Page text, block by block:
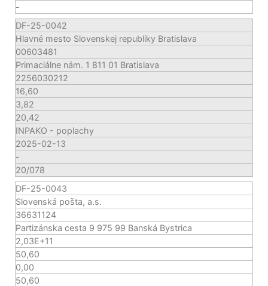
-
DF-25-0042
Hlavné mesto Slovenskej republiky Bratislava
00603481
Primaciálne nám. 1 811 01 Bratislava
2256030212
16,60
3,82
20,42
INPAKO - poplachy
2025-02-13
-
20/078
DF-25-0043
Slovenská pošta, a.s.
36631124
Partizánska cesta 9 975 99 Banská Bystrica
2,03E+11
50,60
0,00
50,60